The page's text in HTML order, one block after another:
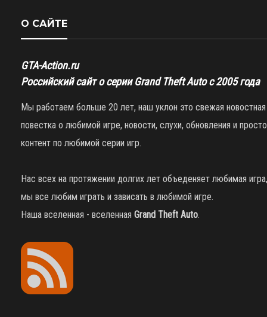
О САЙТЕ
GTA-Action.ru
Российский сайт о серии Grand Theft Auto с 2005 года
Мы работаем больше 20 лет, наш уклон это свежая новостная
повестка о любимой игре, новости, слухи, обновления и просто
контент по любимой серии игр.
Нас всех на протяжении долгих лет объеденяет любимая игра,
мы все любим играть и зависать в любимой игре.
Наша вселенная - вселенная Grand Theft Auto.